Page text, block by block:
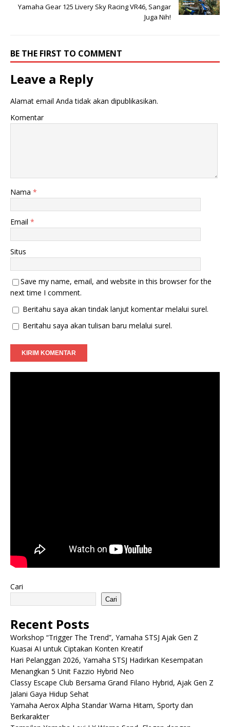
Yamaha Gear 125 Livery Sky Racing VR46, Sangar
Juga Nih!
BE THE FIRST TO COMMENT
Leave a Reply
Alamat email Anda tidak akan dipublikasikan.
Komentar
Nama *
Email *
Situs
Save my name, email, and website in this browser for the
next time I comment.
Beritahu saya akan tindak lanjut komentar melalui surel.
Beritahu saya akan tulisan baru melalui surel.
Cari
Cari
Recent Posts
Workshop “Trigger The Trend”, Yamaha STSJ Ajak Gen Z
Kuasai AI untuk Ciptakan Konten Kreatif
Hari Pelanggan 2026, Yamaha STSJ Hadirkan Kesempatan
Menangkan 5 Unit Fazzio Hybrid Neo
Classy Escape Club Bersama Grand Filano Hybrid, Ajak Gen Z
Jalani Gaya Hidup Sehat
Yamaha Aerox Alpha Standar Warna Hitam, Sporty dan
Berkarakter